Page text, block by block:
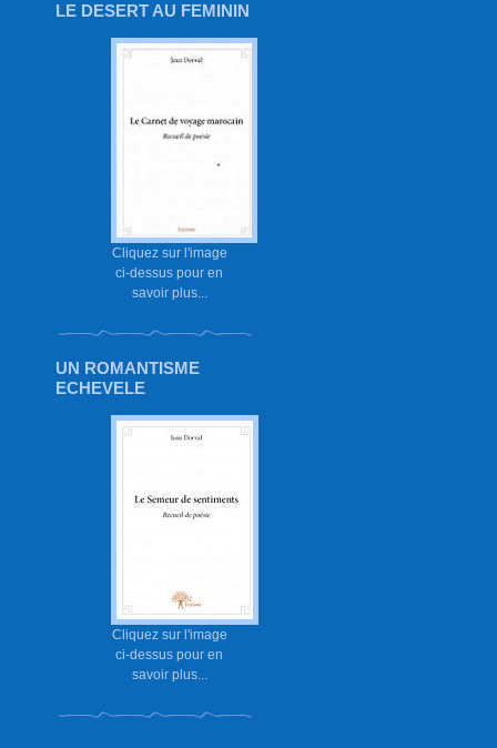
LE DESERT AU FEMININ
Cliquez sur l'image
ci-dessus pour en
savoir plus...
UN ROMANTISME
ECHEVELE
Cliquez sur l'image
ci-dessus pour en
savoir plus...